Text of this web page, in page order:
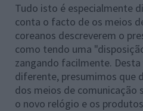
Tudo isto é especialmente
conta o facto de os meios
coreanos descreverem o
como tendo uma
zangando facilmente.
diferente, presumimos que
dos meios de comunicação
o novo relógio e os